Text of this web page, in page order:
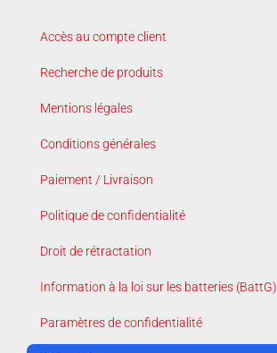
Accès au compte client
Recherche de produits
Mentions légales
Conditions générales
Paiement / Livraison
Politique de confidentialité
Droit de rétractation
Information à la loi sur les batteries (BattG)
Paramètres de confidentialité